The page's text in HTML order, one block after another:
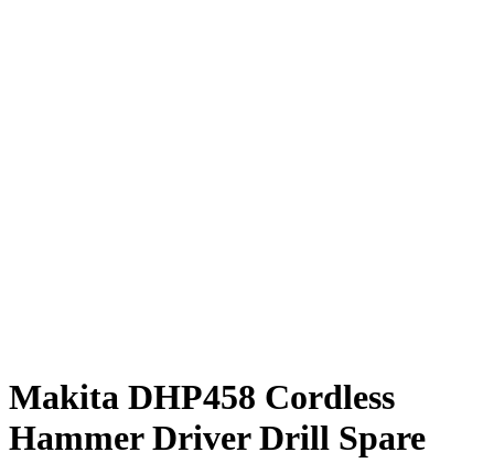
Makita DHP458 Cordless
Hammer Driver Drill Spare